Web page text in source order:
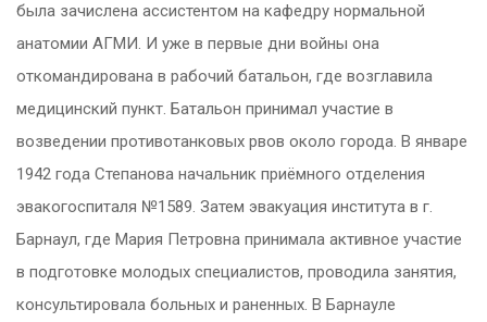
была зачислена ассистентом на кафедру нормальной
анатомии АГМИ. И уже в первые дни войны она
откомандирована в рабочий батальон, где возглавила
медицинский пункт. Батальон принимал участие в
возведении противотанковых рвов около города. В январе
1942 года Степанова начальник приёмного отделения
эвакогоспиталя №1589. Затем эвакуация института в г.
Барнаул, где Мария Петровна принимала активное участие
в подготовке молодых специалистов, проводила занятия,
консультировала больных и раненных. В Барнауле